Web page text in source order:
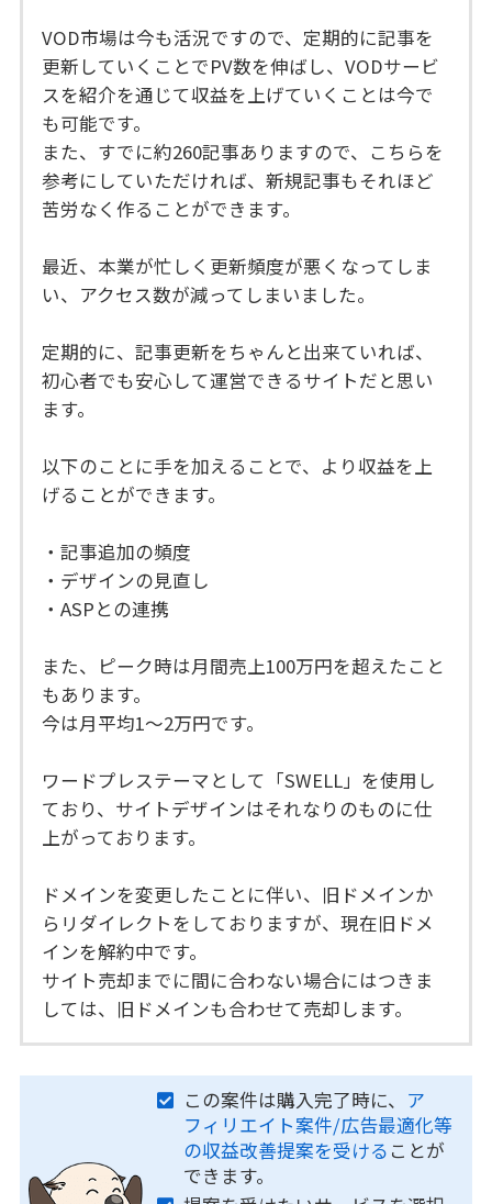
VOD市場は今も活況ですので、定期的に記事を
更新していくことでPV数を伸ばし、VODサービ
スを紹介を通じて収益を上げていくことは今で
も可能です。
また、すでに約260記事ありますので、こちらを
参考にしていただければ、新規記事もそれほど
苦労なく作ることができます。
最近、本業が忙しく更新頻度が悪くなってしま
い、アクセス数が減ってしまいました。
定期的に、記事更新をちゃんと出来ていれば、
初心者でも安心して運営できるサイトだと思い
ます。
以下のことに手を加えることで、より収益を上
げることができます。
・記事追加の頻度
・デザインの見直し
・ASPとの連携
また、ピーク時は月間売上100万円を超えたこと
もあります。
今は月平均1～2万円です。
ワードプレステーマとして「SWELL」を使用し
ており、サイトデザインはそれなりのものに仕
上がっております。
ドメインを変更したことに伴い、旧ドメインか
らリダイレクトをしておりますが、現在旧ドメ
インを解約中です。
サイト売却までに間に合わない場合にはつきま
しては、旧ドメインも合わせて売却します。
この案件は購入完了時に、 ア
フィリエイト案件/広告最適化等
の収益改善提案を受ける ことが
できます。